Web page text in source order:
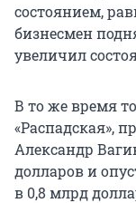
состоянием,
бизнесмен
увеличил
В то же время
«Распадская»,
Александр
долларов и
в 0,8 млрд